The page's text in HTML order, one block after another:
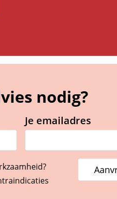
nodig?
Je emailadres